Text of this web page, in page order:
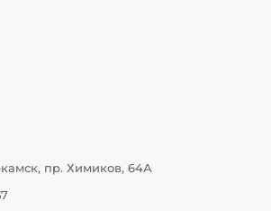
пр. Химиков, 64А